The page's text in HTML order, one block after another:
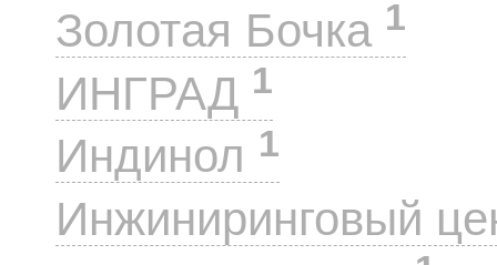
Золотая Бочка 1
ИНГРАД 1
Индинол 1
Инжиниринговый